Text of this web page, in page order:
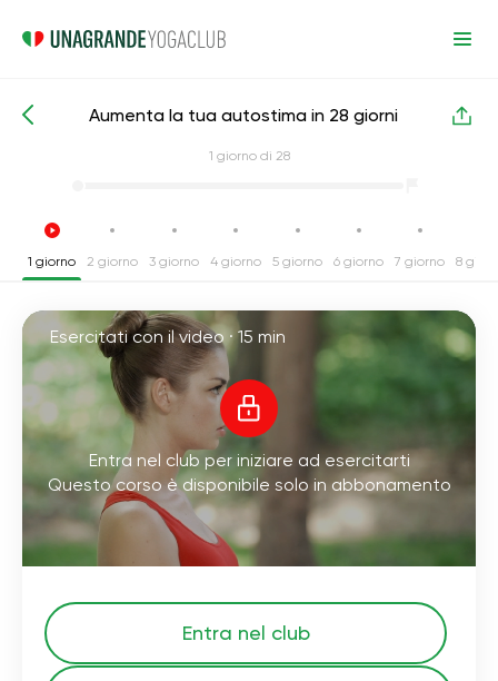
Corsi intensivi di yoga Autostima
Aumenta la tua autostima in 28 giorni
1 giorno di 28
1 giorno 2 giorno 3 giorno 4 giorno 5 giorno 6 giorno 7 giorno 8
Esercitati con il video · 15 min
Entra nel club per iniziare ad esercitarti
Questo corso è disponibile solo in abbonamento
Entra nel club